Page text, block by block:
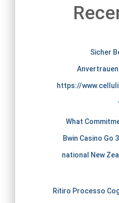
Sicher
https://
What
Bwin Casino
national New
Ritiro Processo